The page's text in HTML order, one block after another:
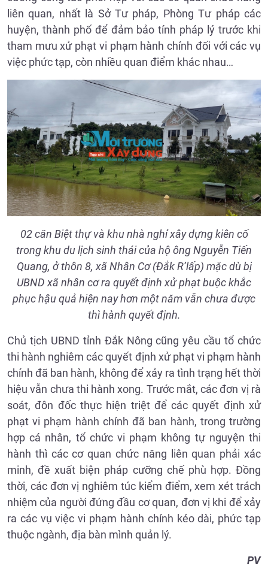
liên quan, nhất là Sở Tư pháp, Phòng Tư pháp các
huyện, thành phố để đảm bảo tính pháp lý trước khi
tham mưu xử phạt vi phạm hành chính đối với các vụ
việc phức tạp, còn nhiều quan điểm khác nhau…
02 căn Biệt thự và khu nhà nghỉ xây dựng kiên cố
trong khu du lịch sinh thái của hộ ông Nguyễn Tiến
Quang, ở thôn 8, xã Nhân Cơ (Đắk R’lấp) mặc dù bị
UBND xã nhân cơ ra quyết định xử phạt buộc khắc
phục hậu quả hiện nay hơn một năm vẫn chưa được
thì hành quyết định.
Chủ tịch UBND tỉnh Đắk Nông cũng yêu cầu tổ chức
thi hành nghiêm các quyết định xử phạt vi phạm hành
chính đã ban hành, không để xảy ra tình trạng hết thời
hiệu vẫn chưa thi hành xong. Trước mắt, các đơn vị rà
soát, đôn đốc thực hiện triệt để các quyết định xử
phạt vi phạm hành chính đã ban hành, trong trường
hợp cá nhân, tổ chức vi phạm không tự nguyện thi
hành thì các cơ quan chức năng liên quan phải xác
minh, đề xuất biện pháp cưỡng chế phù hợp. Đồng
thời, các đơn vị nghiêm túc kiểm điểm, xem xét trách
nhiệm của người đứng đầu cơ quan, đơn vị khi để xảy
ra các vụ việc vi phạm hành chính kéo dài, phức tạp
thuộc ngành, địa bàn mình quản lý.
PV